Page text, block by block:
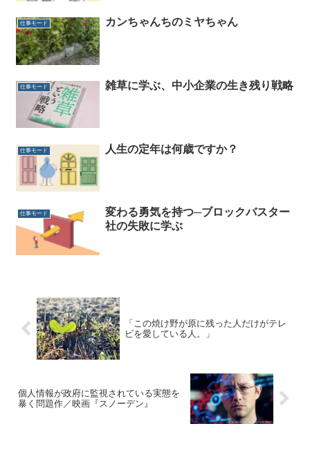
仕事モード カンちゃんちのミヤちゃん
仕事モード 雑草に学ぶ、中小企業の生き残り戦略
仕事モード 人生の定年は何歳ですか？
仕事モード
変わる勇気を持つ─ブロックバスター
社の失敗に学ぶ
「この焼け野が原に残った人だけがテレ
ビを愛している人。」
個人情報が政府に監視されている実態を
暴く問題作／映画『スノーデン』